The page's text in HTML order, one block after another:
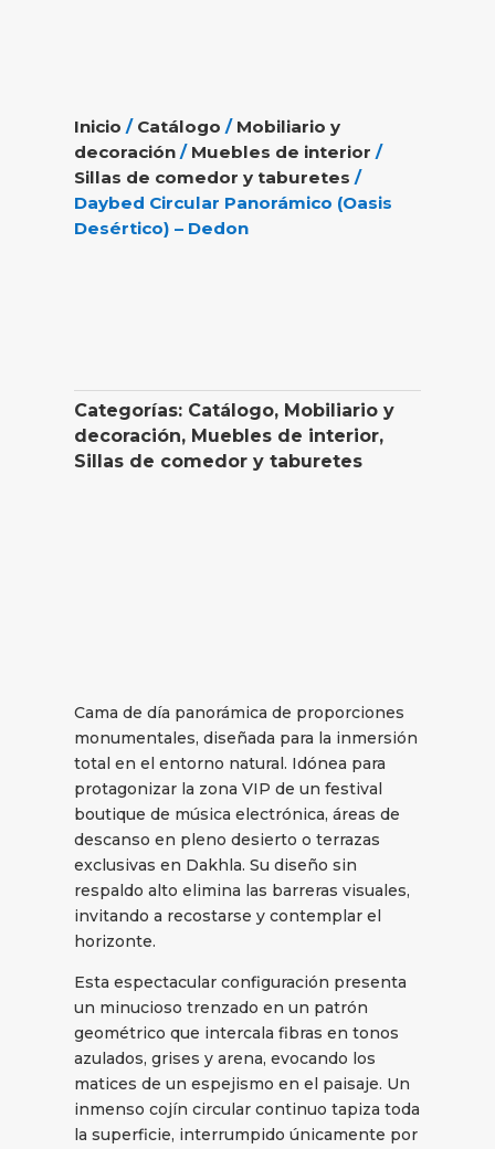
Inicio / Catálogo / Mobiliario y
decoración / Muebles de interior /
Sillas de comedor y taburetes /
Daybed Circular Panorámico (Oasis
Desértico) – Dedon
Categorías: Catálogo, Mobiliario y
decoración, Muebles de interior,
Sillas de comedor y taburetes
Cama de día panorámica de proporciones
monumentales, diseñada para la inmersión
total en el entorno natural. Idónea para
protagonizar la zona VIP de un festival
boutique de música electrónica, áreas de
descanso en pleno desierto o terrazas
exclusivas en Dakhla. Su diseño sin
respaldo alto elimina las barreras visuales,
invitando a recostarse y contemplar el
horizonte.
Esta espectacular configuración presenta
un minucioso trenzado en un patrón
geométrico que intercala fibras en tonos
azulados, grises y arena, evocando los
matices de un espejismo en el paisaje. Un
inmenso cojín circular continuo tapiza toda
la superficie, interrumpido únicamente por